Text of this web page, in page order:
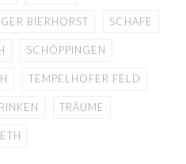
BIERHORST SCHAFE
SCHÖPPINGEN
TEMPELHOFER FELD
TRÄUME